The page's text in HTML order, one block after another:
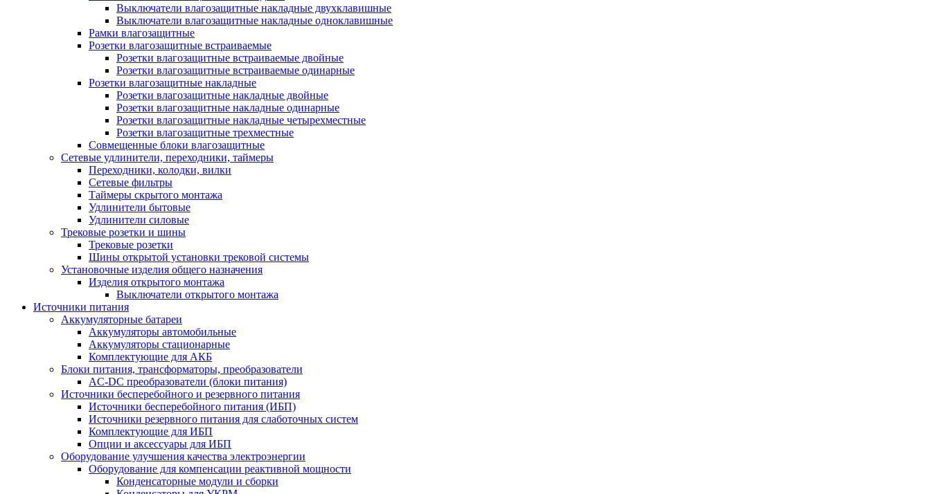
Выключатели влагозащитные накладные двухклавишные
Выключатели влагозащитные накладные одноклавишные
Рамки влагозащитные
Розетки влагозащитные встраиваемые
Розетки влагозащитные встраиваемые двойные
Розетки влагозащитные встраиваемые одинарные
Розетки влагозащитные накладные
Розетки влагозащитные накладные двойные
Розетки влагозащитные накладные одинарные
Розетки влагозащитные накладные четырехместные
Розетки влагозащитные трехместные
Совмещенные блоки влагозащитные
Сетевые удлинители, переходники, таймеры
Переходники, колодки, вилки
Сетевые фильтры
Таймеры скрытого монтажа
Удлинители бытовые
Удлинители силовые
Трековые розетки и шины
Трековые розетки
Шины открытой установки трековой системы
Установочные изделия общего назначения
Изделия открытого монтажа
Выключатели открытого монтажа
Источники питания
Аккумуляторные батареи
Аккумуляторы автомобильные
Аккумуляторы стационарные
Комплектующие для АКБ
Блоки питания, трансформаторы, преобразователи
AC-DC преобразователи (блоки питания)
Источники бесперебойного и резервного питания
Источники бесперебойного питания (ИБП)
Источники резервного питания для слаботочных систем
Комплектующие для ИБП
Опции и аксессуары для ИБП
Оборудование улучшения качества электроэнергии
Оборудование для компенсации реактивной мощности
Конденсаторные модули и сборки